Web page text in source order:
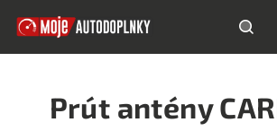
Prút antény